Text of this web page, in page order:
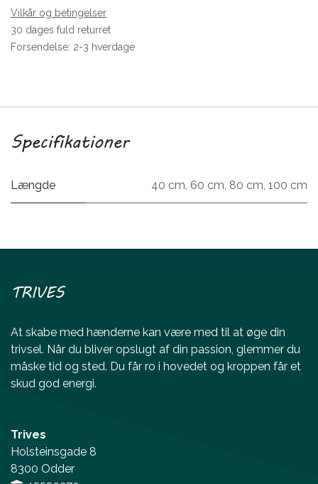
Vilkår og betingelser
30 dages fuld returret
Forsendelse: 2-3 hverdage
Specifikationer
Længde 40 cm, 60 cm, 80 cm, 100 cm
TRIVES
At skabe med hænderne kan være med til at øge din
trivsel. Når du bliver opslugt af din passion, glemmer du
måske tid og sted. Du får ro i hovedet og kroppen får et
skud god energi.
Trives
Holsteinsgade 8
8300 Odder